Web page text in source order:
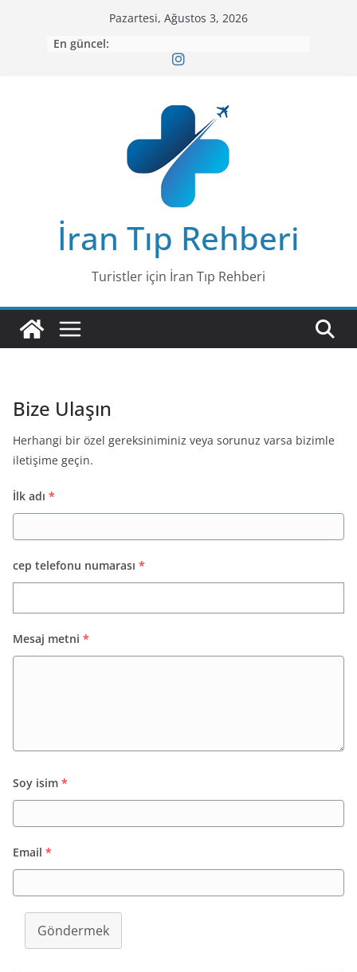
Pazartesi, Ağustos 3, 2026
En güncel:
İran Tıp Rehberi
Turistler için İran Tıp Rehberi
Bize Ulaşın
Herhangi bir özel gereksiniminiz veya sorunuz varsa bizimle
iletişime geçin.
İlk adı *
cep telefonu numarası *
Mesaj metni *
Soy isim *
Email *
Göndermek